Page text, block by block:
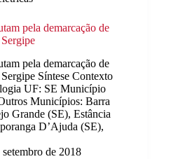
pela demarcação de
pela demarcação de
Síntese Contexto
UF: SE Município
Municípios: Barra
Grande (SE), Estância
D’Ajuda (SE),
setembro de 2018